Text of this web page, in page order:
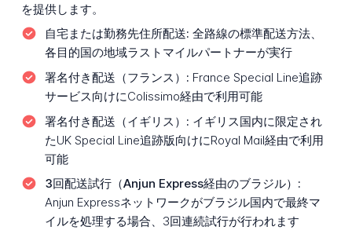
を提供します。
自宅または勤務先住所配送: 全路線の標準配送方法、
各目的国の地域ラストマイルパートナーが実行
署名付き配送（フランス）: France Special Line追跡
サービス向けにColissimo経由で利用可能
署名付き配送（イギリス）: イギリス国内に限定され
たUK Special Line追跡版向けにRoyal Mail経由で利用
可能
3回配送試行（Anjun Express経由のブラジル）:
Anjun Expressネットワークがブラジル国内で最終マ
イルを処理する場合、3回連続試行が行われます